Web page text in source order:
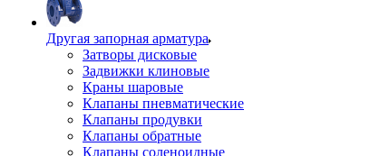
Другая запорная арматура
Затворы дисковые
Задвижки клиновые
Краны шаровые
Клапаны пневматические
Клапаны продувки
Клапаны обратные
Клапаны соленоидные